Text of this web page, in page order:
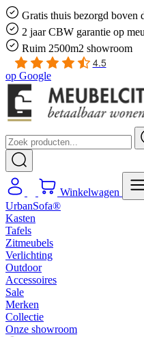
Gratis thuis bezorgd boven
2 jaar CBW garantie op
Ruim 2500m2 showroom
4.5
op Google
Winkelwagen
UrbanSofa®
Kasten
Tafels
Zitmeubels
Verlichting
Outdoor
Accessoires
Sale
Merken
Collectie
Onze showroom